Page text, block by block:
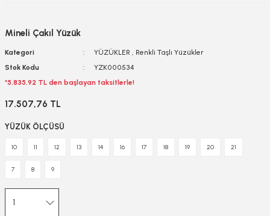
Mineli Çakıl Yüzük
Kategori YÜZÜKLER , Renkli Taşlı Yüzükler
Stok Kodu
YZK000534
*5.835,92 TL den başlayan taksitlerle!
17.507,76 TL
YÜZÜK ÖLÇÜSÜ
10 11 12 13 14 16 17 18 19 20 21
7 8 9